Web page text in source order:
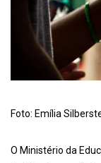
Foto: Emília
O Ministério da